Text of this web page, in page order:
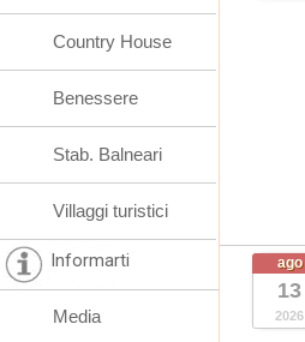
ago
13
2026
Country House
Benessere
Stab. Balneari
Villaggi turistici
Informarti
Media